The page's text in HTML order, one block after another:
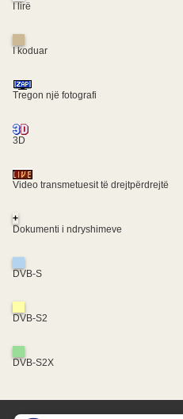
I lirë
I koduar
Tregon një fotografi
3D
Video transmetuesit të drejtpërdrejtë
+
Dokumenti i ndryshimeve
DVB-S
DVB-S2
DVB-S2X